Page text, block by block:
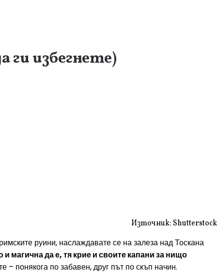
избегнете)
Източник: Shutterstock
руини, наслаждавате се на залеза над Тоскана
и магична да е, тя крие и своите капани за нищо
– понякога по забавен, друг път по скъп начин.